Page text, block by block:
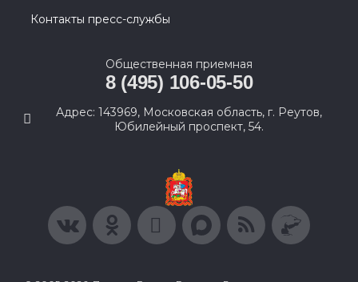
Контакты пресс-службы
Общественная приемная
8 (495) 106-05-50
Адрес: 143969, Московская область, г. Реутов,
Юбилейный проспект, 54.